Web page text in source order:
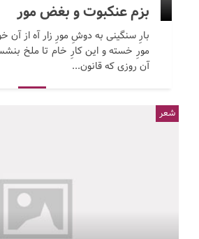
بزم عنکبوت و بغض مور
بارِ سنگینی به دوشِ مورِ زار آه از آن
مورِ خسته و این کارِ خام تا ملخ
آن روزی که قانون...
شعر